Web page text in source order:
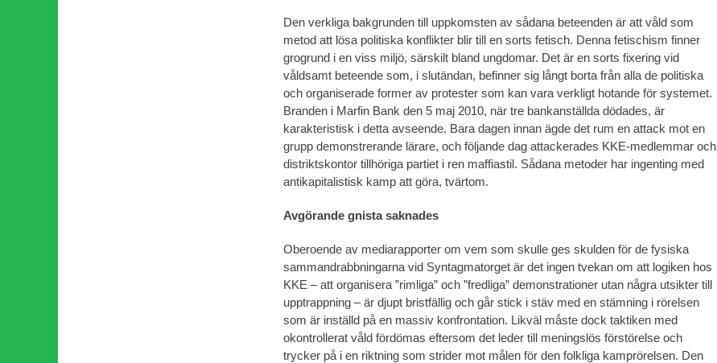
Den verkliga bakgrunden till uppkomsten av sådana beteenden är att våld som
metod att lösa politiska konflikter blir till en sorts fetisch. Denna fetischism finner
grogrund i en viss miljö, särskilt bland ungdomar. Det är en sorts fixering vid
våldsamt beteende som, i slutändan, befinner sig långt borta från alla de politiska
och organiserade former av protester som kan vara verkligt hotande för systemet.
Branden i Marfin Bank den 5 maj 2010, när tre bankanställda dödades, är
karakteristisk i detta avseende. Bara dagen innan ägde det rum en attack mot en
grupp demonstrerande lärare, och följande dag attackerades KKE-medlemmar och
distriktskontor tillhöriga partiet i ren maffiastil. Sådana metoder har ingenting med
antikapitalistisk kamp att göra, tvärtom.
Avgörande gnista saknades
Oberoende av mediarapporter om vem som skulle ges skulden för de fysiska
sammandrabbningarna vid Syntagmatorget är det ingen tvekan om att logiken hos
KKE – att organisera ”rimliga” och ”fredliga” demonstrationer utan några utsikter till
upptrappning – är djupt bristfällig och går stick i stäv med en stämning i rörelsen
som är inställd på en massiv konfrontation. Likväl måste dock taktiken med
okontrollerat våld fördömas eftersom det leder till meningslös förstörelse och
trycker på i en riktning som strider mot målen för den folkliga kamprörelsen. Den